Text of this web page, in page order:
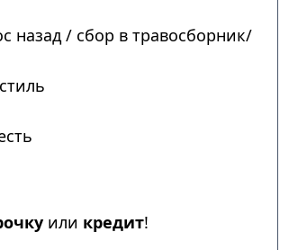
/ сбор в травосборник/
или кредит!